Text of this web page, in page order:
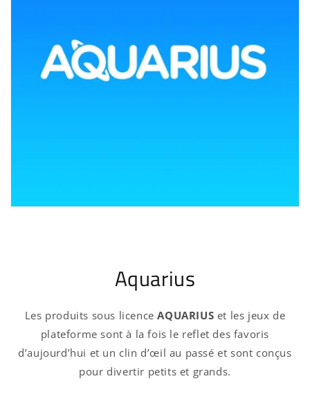
Aquarius
Les produits sous licenceAQUARIUS et les jeux de
plateforme sont à la fois le reflet des favoris
d’aujourd’hui et un clin d’œil au passé et sont conçus
pour divertir petits et grands.